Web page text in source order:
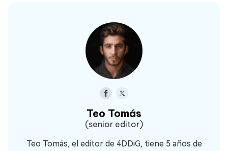
Teo Tomás
(senior editor)
Teo Tomás, el editor de 4DDiG, tiene 5 años de